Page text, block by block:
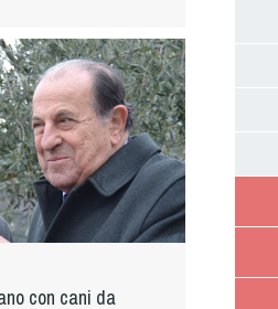
con cani da